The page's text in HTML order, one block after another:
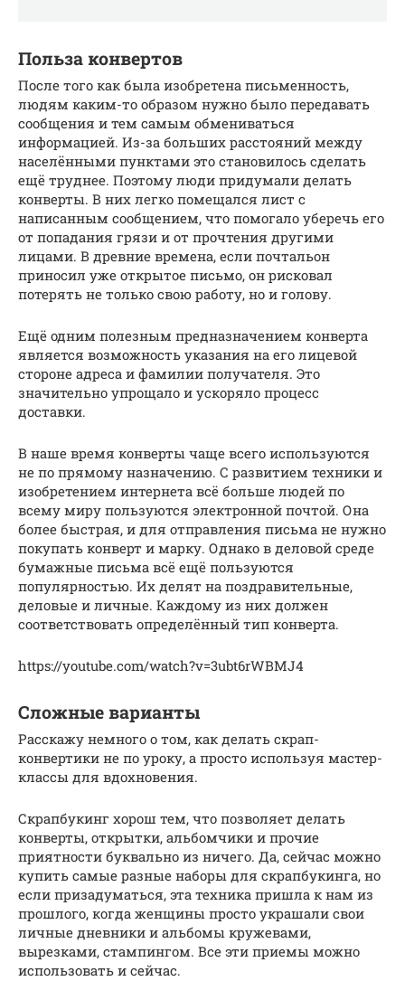
Польза конвертов
После того как была изобретена письменность,
людям каким-то образом нужно было передавать
сообщения и тем самым обмениваться
информацией. Из-за больших расстояний между
населёнными пунктами это становилось сделать
ещё труднее. Поэтому люди придумали делать
конверты. В них легко помещался лист с
написанным сообщением, что помогало уберечь его
от попадания грязи и от прочтения другими
лицами. В древние времена, если почтальон
приносил уже открытое письмо, он рисковал
потерять не только свою работу, но и голову.
Ещё одним полезным предназначением конверта
является возможность указания на его лицевой
стороне адреса и фамилии получателя. Это
значительно упрощало и ускоряло процесс
доставки.
В наше время конверты чаще всего используются
не по прямому назначению. С развитием техники и
изобретением интернета всё больше людей по
всему миру пользуются электронной почтой. Она
более быстрая, и для отправления письма не нужно
покупать конверт и марку. Однако в деловой среде
бумажные письма всё ещё пользуются
популярностью. Их делят на поздравительные,
деловые и личные. Каждому из них должен
соответствовать определённый тип конверта.
https://youtube.com/watch?v=3ubt6rWBMJ4
Сложные варианты
Расскажу немного о том, как делать скрап-
конвертики не по уроку, а просто используя мастер-
классы для вдохновения.
Скрапбукинг хорош тем, что позволяет делать
конверты, открытки, альбомчики и прочие
приятности буквально из ничего. Да, сейчас можно
купить самые разные наборы для скрапбукинга, но
если призадуматься, эта техника пришла к нам из
прошлого, когда женщины просто украшали свои
личные дневники и альбомы кружевами,
вырезками, стампингом. Все эти приемы можно
использовать и сейчас.